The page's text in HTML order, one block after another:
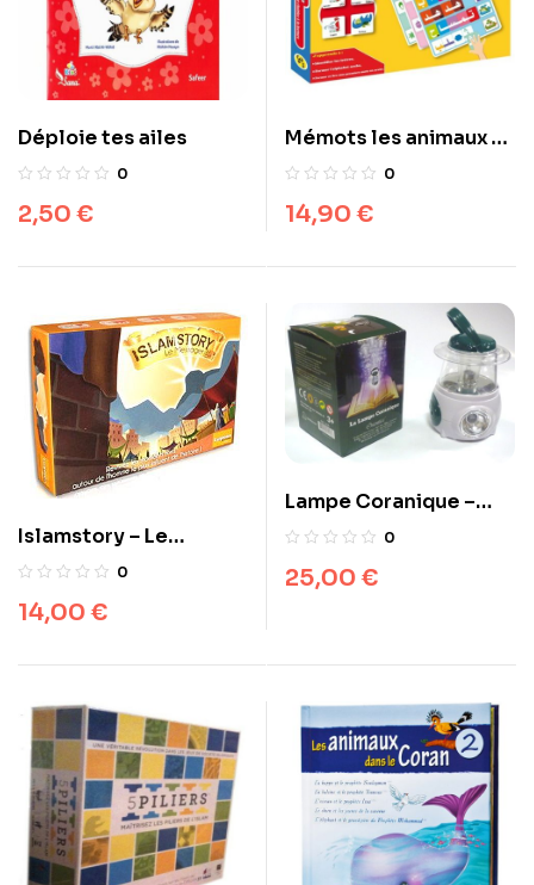
Déploie tes ailes
0
2,50 €
Mémots les animaux –
Jeux de Mémoire
0
14,90 €
Islamstory – Le
Messager SAWS – Jeu
0
14,00 €
Lampe Coranique –
Apprenez le coran et
0
25,00 €